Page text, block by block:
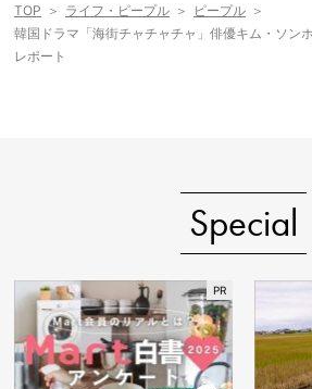
TOP ライフ・ピープル
ピープル
韓国ドラマ「海街チャチャチャ」俳優キム・ソン
レポート
Special